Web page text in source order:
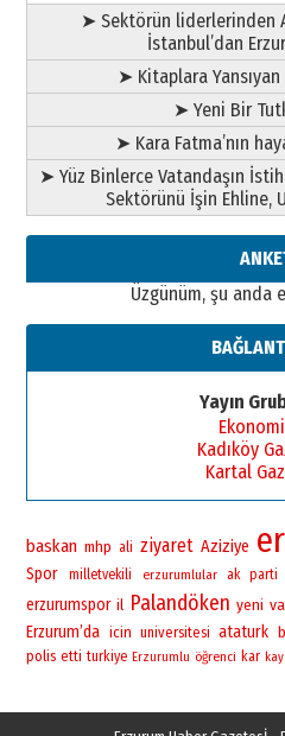
➤ Sektörün liderlerinden
İstanbul’dan
➤ Kitaplara Yansıyan
➤ Yeni Bir
➤ Kara Fatma’nın
➤ Yüz Binlerce Vatandaşın
Sektörünü İşin Ehline,
Üzgünüm, şu anda
Yayın
Kadıköy
Kartal
baskan mhp ali ziyaret Aziziye
Spor milletvekili erzurumlular ak parti
erzurumspor il Palandöken yeni
Erzurum’da icin universitesi ataturk
polis etti turkiye Erzurumlu öğrenci kar